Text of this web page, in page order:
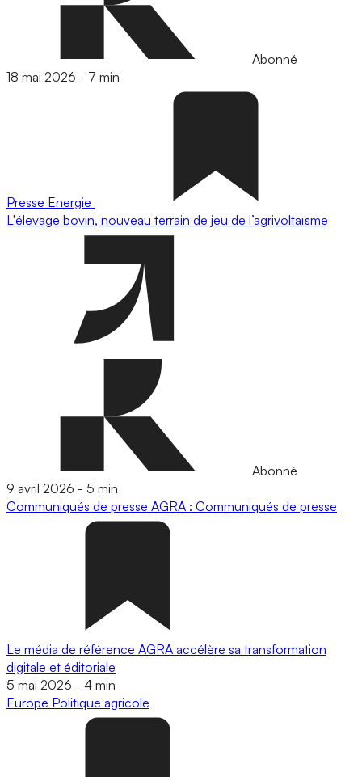
Abonné
18 mai 2026 - 7 min
Presse Energie
L'élevage bovin, nouveau terrain de jeu de l’agrivoltaïsme
Abonné
9 avril 2026 - 5 min
Communiqués de presse AGRA : Communiqués de presse
Le média de référence AGRA accélère sa transformation
digitale et éditoriale
5 mai 2026 - 4 min
Europe Politique agricole